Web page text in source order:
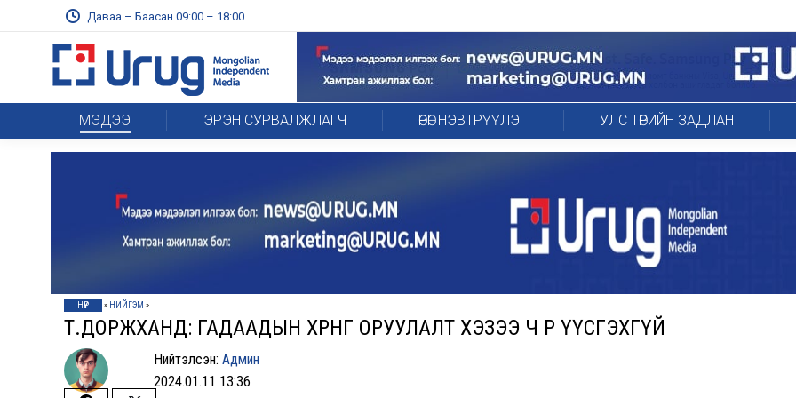
Даваа – Баасан 09:00 – 18:00
МЭДЭЭ ЭРЭН СУРВАЛЖЛАГЧ ӨРӨГ НЭВТРҮҮЛЭГ УЛС ТӨРИЙН ЗАДЛАН
НҮҮР » НИЙГЭМ »
Т.ДОРЖХАНД: ГАДААДЫН ХӨРӨНГӨ ОРУУЛАЛТ ХЭЗЭЭ Ч ӨР ҮҮСГЭХГҮЙ
Нийтэлсэн:Админ
2024.01.11 13:36